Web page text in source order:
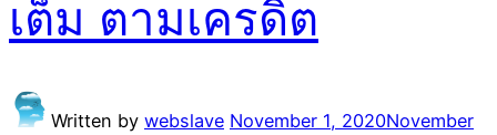
เต็ม ตามเครดิต
Written by webslave November 1, 2020November